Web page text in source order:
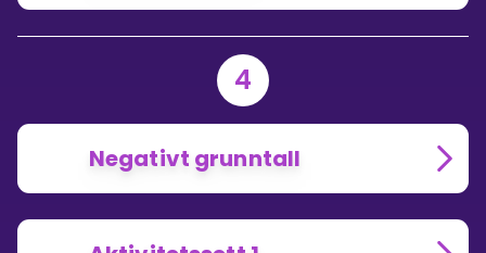
4
Negativt grunntall